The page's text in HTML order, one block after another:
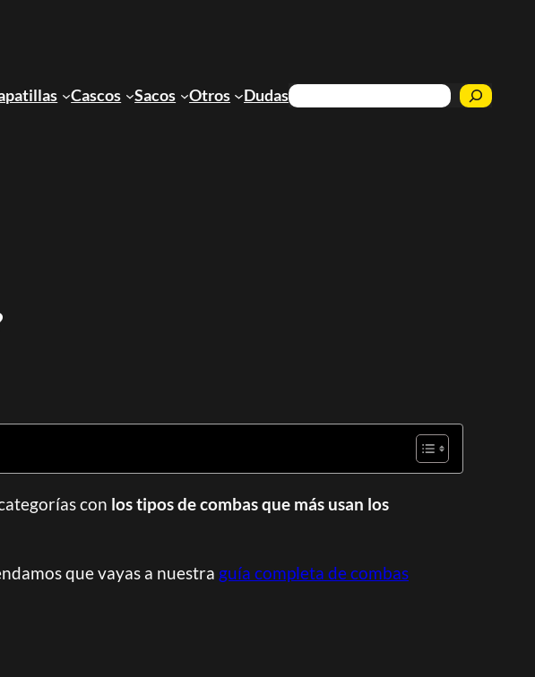
Cascos Sacos Otros DudasBuscar
con los tipos de combas que más usan los
que vayas a nuestra guía completa de combas